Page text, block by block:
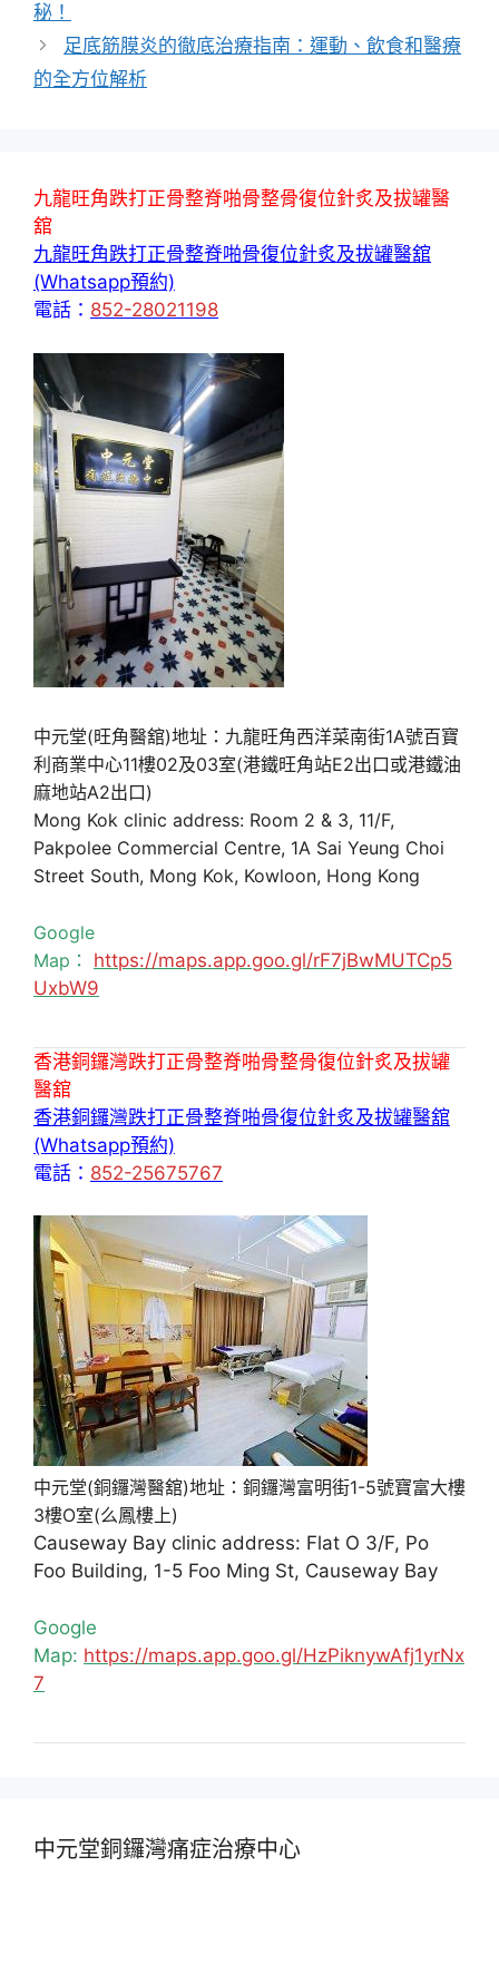
秘！
足底筋膜炎的徹底治療指南：運動、飲食和醫療
的全方位解析
九龍旺角跌打正骨整脊啪骨整骨復位針炙及拔罐醫
舘
九龍旺角跌打正骨整脊啪骨復位針炙及拔罐醫舘
(Whatsapp預約)
電話： 852-28021198
中元堂(旺角醫舘)地址：九龍旺角西洋菜南街1A號百寶
利商業中心11樓02及03室(港鐵旺角站E2出口或港鐵油
麻地站A2出口)
Mong Kok clinic address: Room 2 & 3, 11/F,
Pakpolee Commercial Centre, 1A Sai Yeung Choi
Street South, Mong Kok, Kowloon, Hong Kong
Google
Map： https://maps.app.goo.gl/rF7jBwMUTCp5
UxbW9
香港銅鑼灣跌打正骨整脊啪骨整骨復位針炙及拔罐
醫舘
香港銅鑼灣跌打正骨整脊啪骨復位針炙及拔罐醫舘
(Whatsapp預約)
電話： 852-25675767
中元堂(銅鑼灣醫舘)地址：銅鑼灣富明街1-5號寶富大樓
3樓O室(么鳳樓上)
Causeway Bay clinic address: Flat O 3/F, Po
Foo Building, 1-5 Foo Ming St, Causeway Bay
Google
Map: https://maps.app.goo.gl/HzPiknywAfj1yrNx
7
中元堂銅鑼灣痛症治療中心